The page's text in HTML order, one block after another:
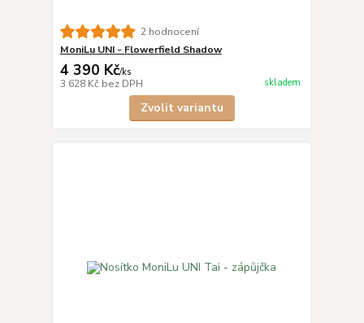
2 hodnocení
MoniLu UNI - Flowerfield Shadow
4 390 Kč/ks
3 628 Kč bez DPH skladem
Zvolit variantu